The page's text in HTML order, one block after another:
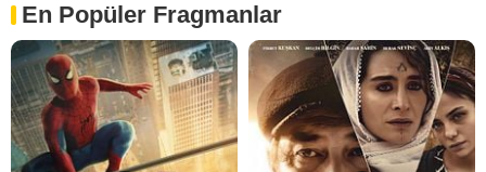
En Popüler Fragmanlar